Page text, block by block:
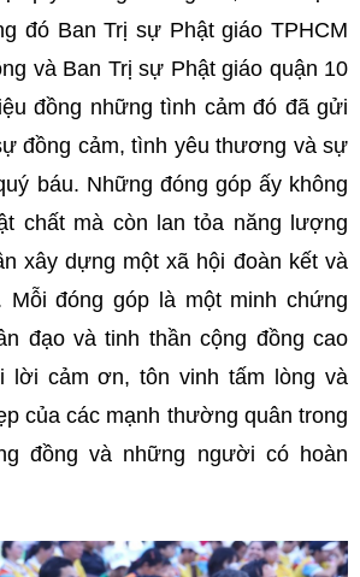
đó Ban Trị sự Phật giáo TPHCM
và Ban Trị sự Phật giáo quận 10
đồng những tình cảm đó đã gửi
đồng cảm, tình yêu thương và sự
báu. Những đóng góp ấy không
chất mà còn lan tỏa năng lượng
xây dựng một xã hội đoàn kết và
Mỗi đóng góp là một minh chứng
đạo và tinh thần cộng đồng cao
lời cảm ơn, tôn vinh tấm lòng và
của các mạnh thường quân trong
đồng và những người có hoàn